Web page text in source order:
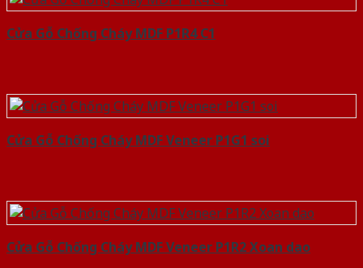
Cửa Gỗ Chống Cháy MDF P1R4 C1
Cửa Gỗ Chống Cháy MDF Veneer P1G1 soi
Cửa Gỗ Chống Cháy MDF Veneer P1R2 Xoan dao